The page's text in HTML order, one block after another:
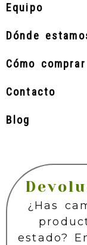
Equipo
Dónde
Cómo comprar
Contacto
Blog
¿Has
estado?